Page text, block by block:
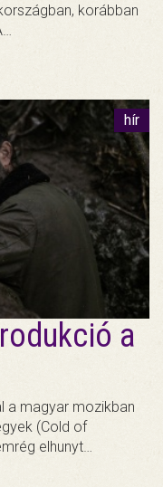
korábban
hír
a
a magyar mozikban
(Cold of
elhunyt…